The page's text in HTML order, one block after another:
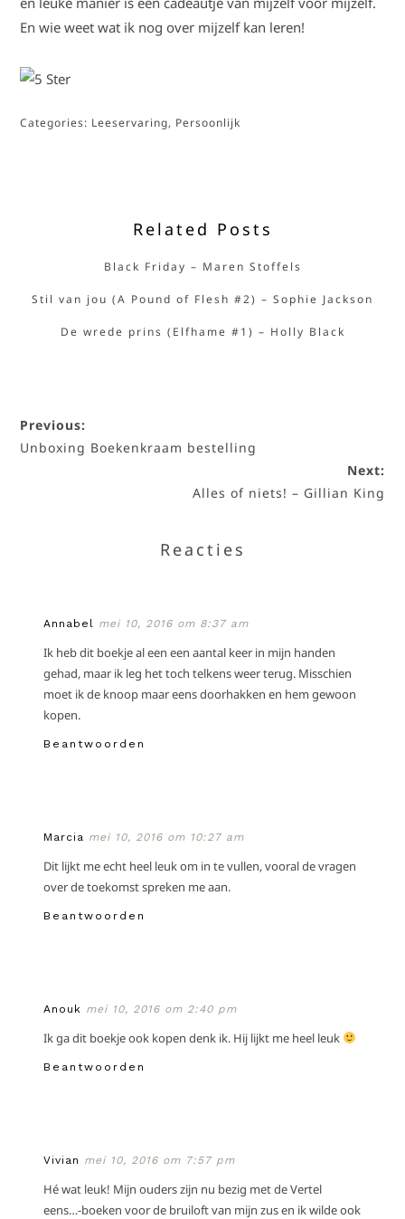
En wie weet wat ik nog over mijzelf kan leren!
Categories: Leeservaring, Persoonlijk
Related Posts
Black Friday – Maren Stoffels
Stil van jou (A Pound of Flesh #2) – Sophie Jackson
De wrede prins (Elfhame #1) – Holly Black
Previous:
Unboxing Boekenkraam bestelling
Next:
Alles of niets! – Gillian King
Reacties
Annabel mei 10, 2016 om 8:37 am
Ik heb dit boekje al een een aantal keer in mijn handen
gehad, maar ik leg het toch telkens weer terug. Misschien
moet ik de knoop maar eens doorhakken en hem gewoon
kopen.
Beantwoorden
Marcia mei 10, 2016 om 10:27 am
Dit lijkt me echt heel leuk om in te vullen, vooral de vragen
over de toekomst spreken me aan.
Beantwoorden
Anouk mei 10, 2016 om 2:40 pm
Ik ga dit boekje ook kopen denk ik. Hij lijkt me heel leuk
Beantwoorden
Vivian mei 10, 2016 om 7:57 pm
Hé wat leuk! Mijn ouders zijn nu bezig met de Vertel
eens…-boeken voor de bruiloft van mijn zus en ik wilde ook